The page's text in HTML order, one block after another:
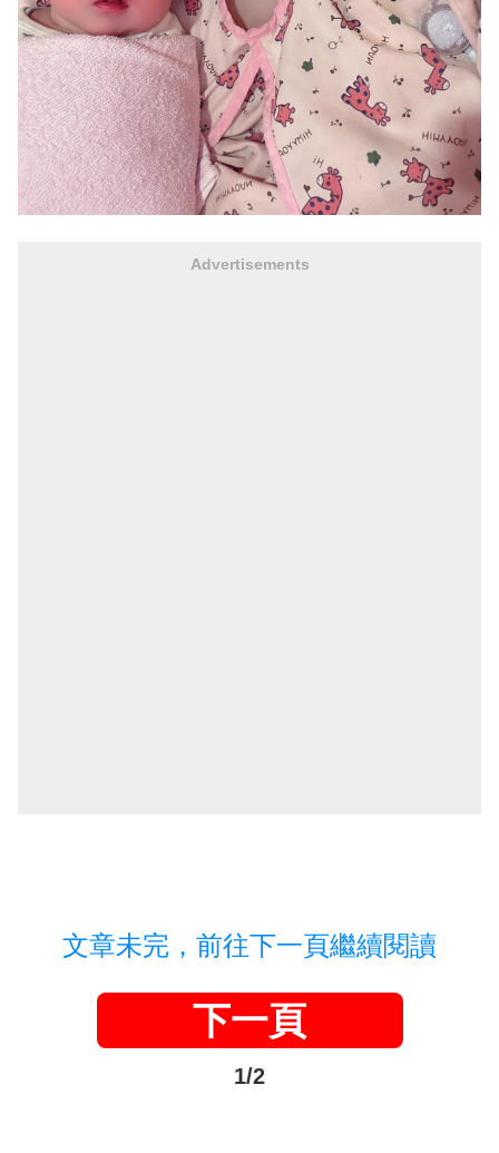
Advertisements
文章未完，前往下一頁繼續閱讀
下一頁
1/2